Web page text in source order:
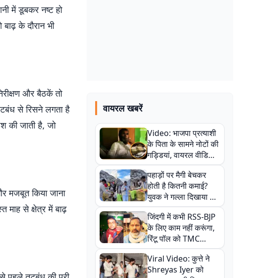
में डूबकर नष्ट हो
के दौरान भी
और बैठकें तो
से रिसने लगता है
की जाती है, जो
मजबूत किया जाना
माह से क्षेत्र में बाढ़
वायरल खबरें
Video: भाजपा प्रत्याशी
के पिता के सामने नोटों की
गड्डियां, वायरल वीडियो
से राजनीति में उबाल,
अजित महतो बोले- TMC
की गंदी चाल
पहाड़ों पर मैगी बेचकर
होती है कितनी कमाई?
युवक ने गल्ला दिखाया तो
नौकरी वालों के खड़े हो गए
कान
जिंदगी में कभी RSS-BJP
के लिए काम नहीं करूंगा,
रिंटू पॉल को TMC
ऑफिस में ले जाकर पीटा,
Video वायरल
Viral Video: कुत्ते ने
Shreyas Iyer को